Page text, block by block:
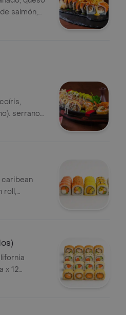
salmón,
vermicelli.
serrano
caribean
roll,
uno).
x 12